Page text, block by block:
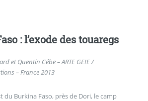
: l’exode des touaregs
et Quentin Cébe – ARTE GEIE /
– France 2013
du Burkina Faso, près de Dori, le camp